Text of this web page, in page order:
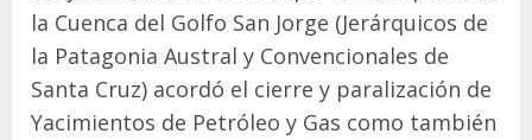
la Cuenca del Golfo San Jorge (Jerárquicos de
la Patagonia Austral y Convencionales de
Santa Cruz) acordó el cierre y paralización de
Yacimientos de Petróleo y Gas como también